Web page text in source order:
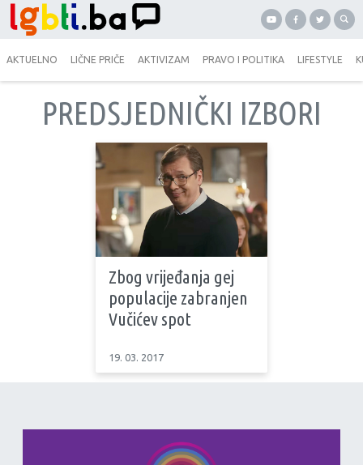
AKTUELNO LIČNE PRIČE AKTIVIZAM PRAVO I POLITIKA LIFESTYLE
PREDSJEDNIČKI IZBORI
Zbog vrijeđanja gej
populacije zabranjen
Vučićev spot
19. 03. 2017